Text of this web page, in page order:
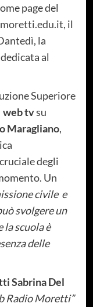
page del
, il
la
al
Superiore
web tvsu
Maragliano,
degli
Un
civile e
svolgere un
scuola è
delle
Sabrina Del
Radio Moretti”